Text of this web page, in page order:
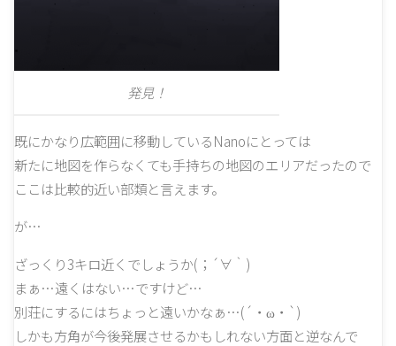
発見！
既にかなり広範囲に移動しているNanoにとっては
新たに地図を作らなくても手持ちの地図のエリアだったので
ここは比較的近い部類と言えます。
が…
ざっくり3キロ近くでしょうか(；´∀｀)
まぁ…遠くはない…ですけど…
別荘にするにはちょっと遠いかなぁ…(´・ω・`)
しかも方角が今後発展させるかもしれない方面と逆なんで